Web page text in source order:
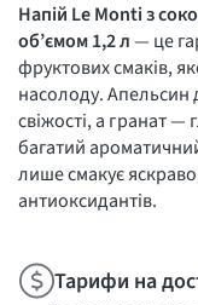
Напій Le Monti з
об’ємом 1,2 л— це
фруктових смаків,
насолоду. Апельсин
свіжості, а гранат
багатий
лише смакує
антиоксидантів.
Тарифи на